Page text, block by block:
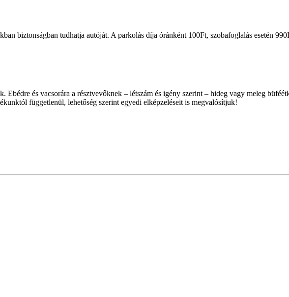
biztonságban tudhatja autóját. A parkolás díja óránként 100Ft, szobafoglalás esetén
és vacsorára a résztvevőknek – létszám és igény szerint – hideg vagy meleg
függetlenül, lehetőség szerint egyedi elképzeléseit is megvalósítjuk!